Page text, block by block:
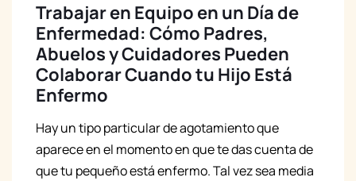
Trabajar en Equipo en un Día de
Enfermedad: Cómo Padres,
Abuelos y Cuidadores Pueden
Colaborar Cuando tu Hijo Está
Enfermo
Hay un tipo particular de agotamiento que
aparece en el momento en que te das cuenta de
que tu pequeño está enfermo. Tal vez sea media